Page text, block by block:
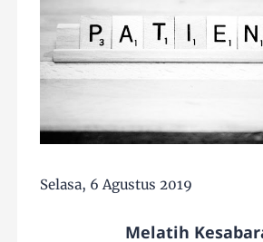
Selasa, 6 Agustus 2019
Melatih